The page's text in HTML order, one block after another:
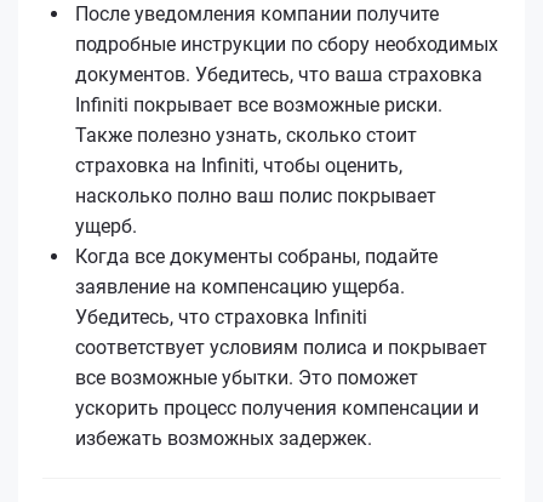
После уведомления компании получите
подробные инструкции по сбору необходимых
документов. Убедитесь, что ваша страховка
Infiniti покрывает все возможные риски.
Также полезно узнать, сколько стоит
страховка на Infiniti, чтобы оценить,
насколько полно ваш полис покрывает
ущерб.
Когда все документы собраны, подайте
заявление на компенсацию ущерба.
Убедитесь, что страховка Infiniti
соответствует условиям полиса и покрывает
все возможные убытки. Это поможет
ускорить процесс получения компенсации и
избежать возможных задержек.